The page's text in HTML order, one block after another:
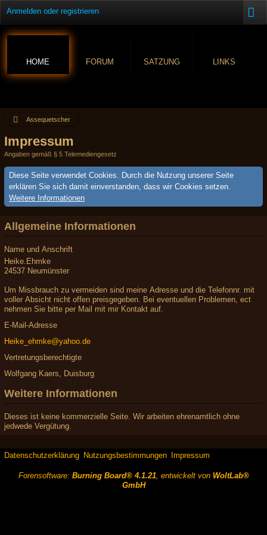
Anmelden oder registrieren
HOME FORUM SATZUNG LINKS
Assequetscher
Impressum
Angaben gemäß § 5 Telemediengesetz
Diese Seite verwendet Cookies. Durch die Nutzung unserer Seite
erklären Sie sich damit einverstanden, dass wir Cookies setzen.
Weitere Informationen
Allgemeine Informationen
Name und Anschrift
Heike.Ehmke
24537 Neumünster
Um Missbrauch zu vermeiden sind meine Adresse und die Telefonnr. mit
voller Absicht nicht offen preisgegeben. Bei eventuellen Problemen, ect
nehmen Sie bitte per Mail mit mir Kontakt auf.
E-Mail-Adresse
Heike_ehmke@yahoo.de
Vertretungsberechtigte
Wolfgang Kaers, Duisburg
Weitere Informationen
Dieses ist keine kommerzielle Seite. Wir arbeiten ehrenamtlich ohne
jedwede Vergütung.
Datenschutzerklärung Nutzungsbestimmungen Impressum
Forensoftware: Burning Board® 4.1.21, entwickelt von WoltLab®
GmbH